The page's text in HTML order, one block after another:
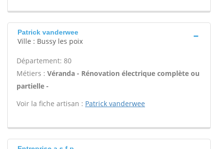
Patrick vanderwee
Ville : Bussy les poix
Département: 80
Métiers : Véranda - Rénovation électrique complète ou
partielle -
Voir la fiche artisan : Patrick vanderwee